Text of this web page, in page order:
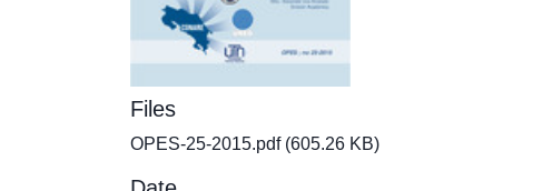
Files
OPES-25-2015.pdf(605.26 KB)